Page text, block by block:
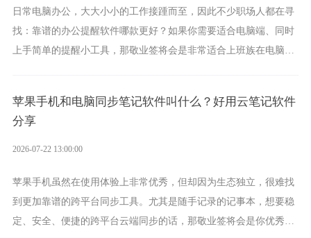
日常电脑办公，大大小小的工作接踵而至，因此不少职场人都在寻
找：靠谱的办公提醒软件哪款更好？如果你需要适合电脑端、同时
上手简单的提醒小工具，那敬业签将会是非常适合上班族在电脑上
苹果手机和电脑同步笔记软件叫什么？好用云笔记软件
分享
2026-07-22 13:00:00
苹果手机虽然在使用体验上非常优秀，但却因为生态独立，很难找
到更加靠谱的跨平台同步工具。尤其是随手记录的记事本，想要稳
定、安全、便捷的跨平台云端同步的话，那敬业签将会是你优秀的